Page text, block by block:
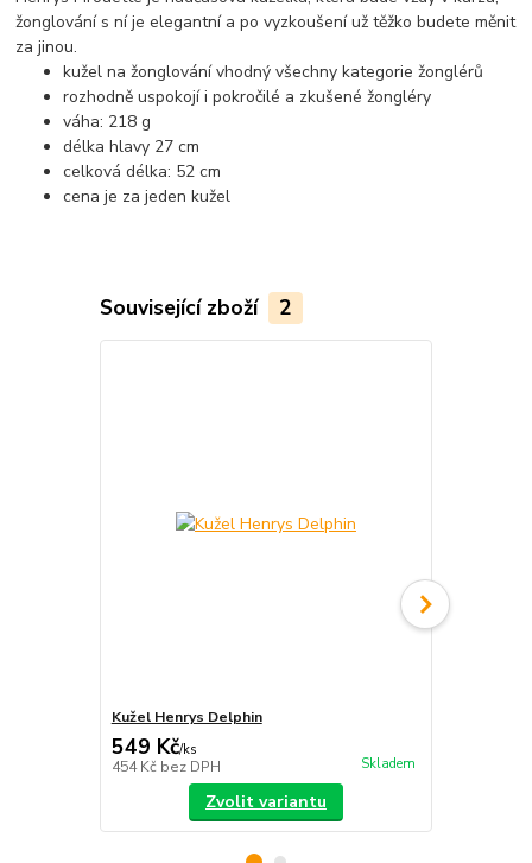
žonglování s ní je elegantní a po vyzkoušení už těžko budete měnit
za jinou.
kužel na žonglování vhodný všechny kategorie žonglérů
rozhodně uspokojí i pokročilé a zkušené žongléry
váha: 218 g
délka hlavy 27 cm
celková délka: 52 cm
cena je za jeden kužel
Související zboží 2
Kužel Henrys Delphin
549 Kč/ks
454 Kč bez DPH Skladem
Zvolit variantu